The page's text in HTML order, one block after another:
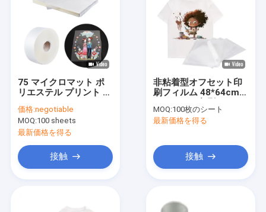
75 マイクロマット ポ
リエステル プリント フ
セット プリント フィル
ム 衣料品
価格:negotiable
MOQ:100 sheets
最新価格を得る
接触
非粘着型オフセット印
刷フィルム 48*64cm
ム 熱耐性
MOQ:100枚のシート
最新価格を得る
接触